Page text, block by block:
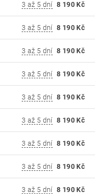
3 až 5 dní 8 190 Kč
3 až 5 dní 8 190 Kč
3 až 5 dní 8 190 Kč
3 až 5 dní 8 190 Kč
3 až 5 dní 8 190 Kč
3 až 5 dní 8 190 Kč
3 až 5 dní 8 190 Kč
3 až 5 dní 8 190 Kč
3 až 5 dní 8 190 Kč